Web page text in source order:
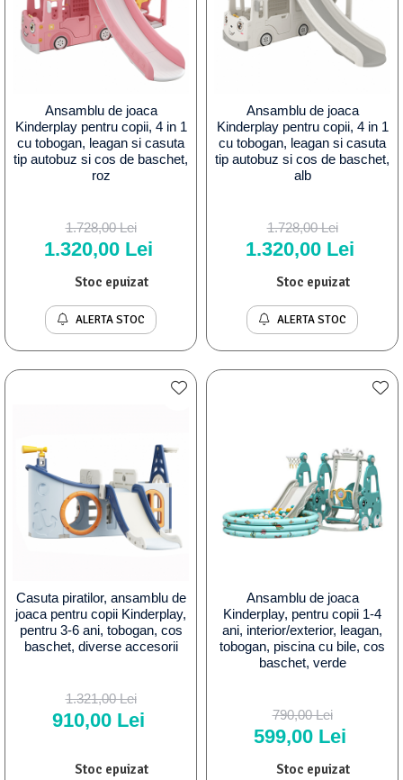
Ansamblu de joaca
Kinderplay pentru copii, 4 in 1
cu tobogan, leagan si casuta
tip autobuz si cos de baschet,
roz
1.728,00 Lei
1.320,00 Lei
Stoc epuizat
ALERTA STOC
Ansamblu de joaca
Kinderplay pentru copii, 4 in 1
cu tobogan, leagan si casuta
tip autobuz si cos de baschet,
alb
1.728,00 Lei
1.320,00 Lei
Stoc epuizat
ALERTA STOC
Casuta piratilor, ansamblu de
joaca pentru copii Kinderplay,
pentru 3-6 ani, tobogan, cos
baschet, diverse accesorii
1.321,00 Lei
910,00 Lei
Stoc epuizat
Ansamblu de joaca
Kinderplay, pentru copii 1-4
ani, interior/exterior, leagan,
tobogan, piscina cu bile, cos
baschet, verde
790,00 Lei
599,00 Lei
Stoc epuizat